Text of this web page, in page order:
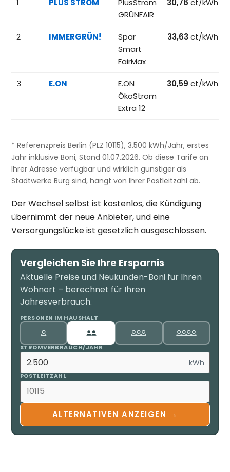
GRÜNFAIR
2 IMMERGRÜN!
Spar
Smart
FairMax
33,63 ct/kWh
3 E.ON
E.ON
ÖkoStrom
Extra 12
30,59 ct/kWh
* Referenzpreis Berlin (PLZ 10115), 3.500 kWh/Jahr, erstes
Jahr inklusive Boni, Stand 01.07.2026. Ob diese Tarife an
Ihrer Adresse verfügbar und wirklich günstiger als
Stadtwerke Burg sind, hängt von Ihrer Postleitzahl ab.
Der Wechsel selbst ist kostenlos, die Kündigung
übernimmt der neue Anbieter, und eine
Versorgungslücke ist gesetzlich ausgeschlossen.
Vergleichen Sie Ihre Ersparnis
Aktuelle Preise und Neukunden-Boni für Ihren
Wohnort – berechnet für Ihren
Jahresverbrauch.
PERSONEN IM HAUSHALT
STROMVERBRAUCH/JAHR
kWh
POSTLEITZAHL
ALTERNATIVEN ANZEIGEN →